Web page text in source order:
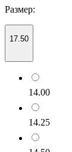
Размер:
17.50
14.00
14.25